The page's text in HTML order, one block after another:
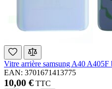
Vitre arrière samsung A40 A405F
EAN: 3701671413775
10,00 € TTC